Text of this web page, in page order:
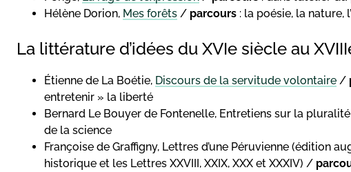
Hélène Dorion, Mes forêts / parcours : la poésie, la nature,
La littérature d’idées du XVIe siècle au
Étienne de La Boétie, Discours de la servitude volontaire /
entretenir » la liberté
Bernard Le Bouyer de Fontenelle, Entretiens sur la
de la science
Françoise de Graffigny, Lettres d’une Péruvienne (édition
historique et les Lettres XXVIII, XXIX, XXX et XXXIV) /